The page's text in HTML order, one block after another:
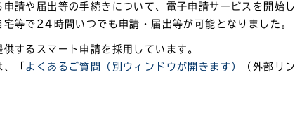
請や届出等の手続きについて、電子申請サービスを開始し
等で24時間いつでも申請・届出等が可能となりました。
するスマート申請を採用しています。
「 よくあるご質問（別ウィンドウが開きます） （外部リ